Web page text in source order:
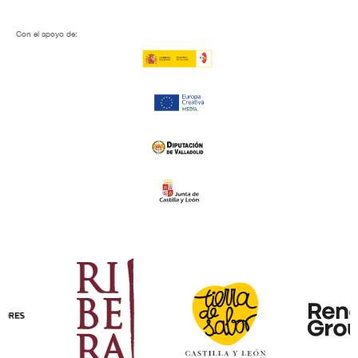
Con el apoyo de: